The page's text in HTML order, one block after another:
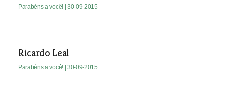
Parabéns a você! | 30-09-2015
Ricardo Leal
Parabéns a você! | 30-09-2015